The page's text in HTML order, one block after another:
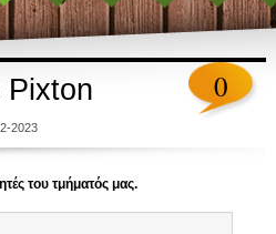
Σχολείο Γλυφάδας
Pixton 0
2023
του τμήματός μας.